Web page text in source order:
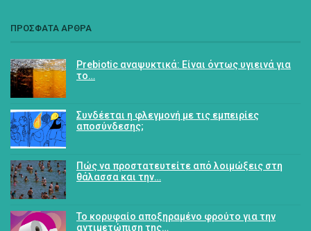
ΠΡΟΣΦΑΤΑ ΑΡΘΡΑ
Prebiotic αναψυκτικά: Είναι όντως υγιεινά για
το…
Συνδέεται η φλεγμονή με τις εμπειρίες
αποσύνδεσης;
Πώς να προστατευτείτε από λοιμώξεις στη
θάλασσα και την…
Το κορυφαίο αποξηραμένο φρούτο για την
αντιμετώπιση της…